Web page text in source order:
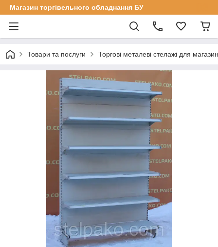
Магазин торгівельного обладнання БУ
Товари та послуги Торгові металеві стелажі для